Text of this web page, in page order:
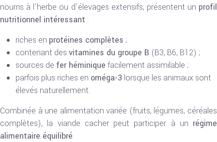
nourris à l’herbe ou d’élevages extensifs, présentent un profil
nutritionnel intéressant :
riches en protéines complètes ;
contenant des vitamines du groupe B (B3, B6, B12) ;
sources de fer héminique facilement assimilable ;
parfois plus riches en oméga-3 lorsque les animaux sont
élevés naturellement.
Combinée à une alimentation variée (fruits, légumes, céréales
complètes), la viande cacher peut participer à un régime
alimentaire équilibré.